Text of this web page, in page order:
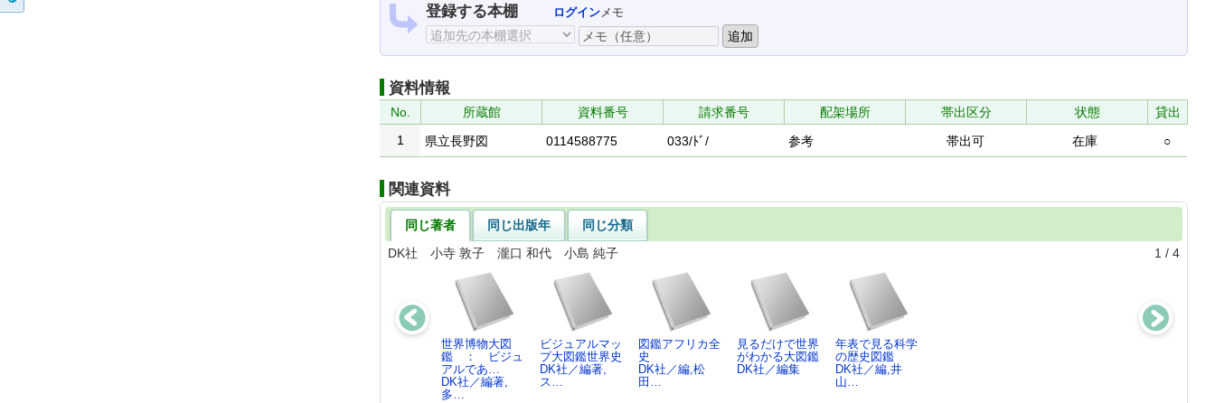
登録する本棚 ログインメモ
資料情報
No. 所蔵館 資料番号 請求番号 配架場所 帯出区分 状態
貸出
1
県立長野図 0114588775 033/ﾄﾞ/ 参考 帯出可 在庫 ○
関連資料
同じ著者 同じ出版年
同じ分類
DK社 小寺 敦子 瀧口 和代 小島 純子
1 / 4
世界博物大図
鑑 ： ビジュ
アルであ…
DK社／編著,
多…
ビジュアルマッ
プ大図鑑世界史
DK社／編著,
ス…
図鑑アフリカ全
史
DK社／編,松
田…
見るだけで世界
がわかる大図鑑
DK社／編集
年表で見る科学
の歴史図鑑
DK社／編,井
山…